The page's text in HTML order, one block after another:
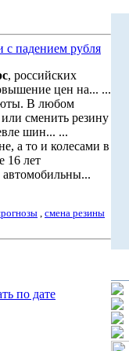
с падением рубля
, российских
цен на... ...
В любом
сменить резину
шин... ...
а то и колесами в
16 лет
автомобильны...
, смена резины
по дате